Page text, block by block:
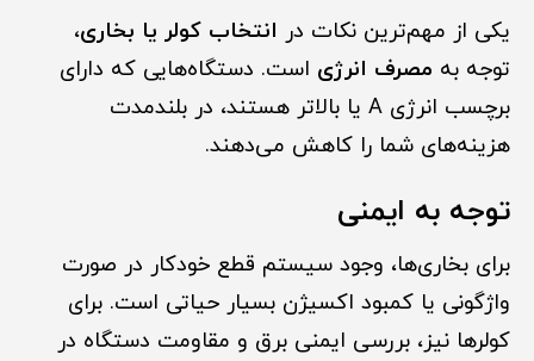
یکی از مهم‌ترین نکات در انتخاب کولر یا بخاری،
توجه به مصرف انرژی است. دستگاه‌هایی که دارای
برچسب انرژی A یا بالاتر هستند، در بلندمدت
هزینه‌های شما را کاهش می‌دهند.
توجه به ایمنی
برای بخاری‌ها، وجود سیستم قطع خودکار در صورت
واژگونی یا کمبود اکسیژن بسیار حیاتی است. برای
کولرها نیز، بررسی ایمنی برق و مقاومت دستگاه در